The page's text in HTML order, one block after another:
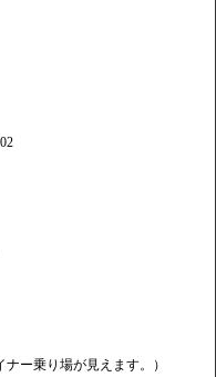
ー乗り場が見えます。）